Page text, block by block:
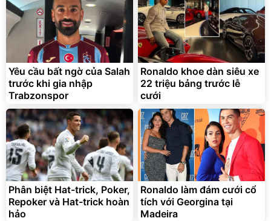
Lót ghế ôtô, nâng lưng
chống nóng giúp thoải mái
trong di chuyển
295.000đ
Đã bán nhiều
Yêu cầu bất ngờ của Salah
trước khi gia nhập
Trabzonspor
Ronaldo khoe dàn siêu xe
22 triệu bảng trước lễ
cưới
Phân biệt Hat-trick, Poker,
Repoker và Hat-trick hoàn
hảo
Ronaldo làm đám cưới cổ
tích với Georgina tại
Madeira